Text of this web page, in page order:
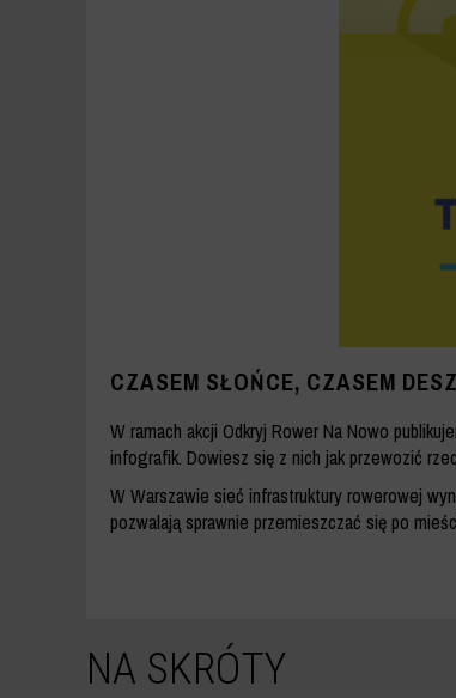
CZASEM SŁOŃCE, CZASEM
W ramach akcji Odkryj Rower Na Nowo
infografik. Dowiesz się z nich jak przewozić
W Warszawie sieć infrastruktury rowerowej
pozwalają sprawnie przemieszczać się po
NA SKRÓTY